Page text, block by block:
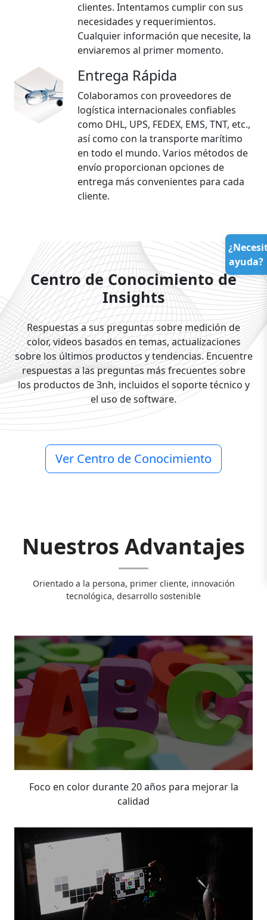
clientes. Intentamos cumplir con sus
necesidades y requerimientos.
Cualquier información que necesite, la
enviaremos al primer momento.
Entrega Rápida
Colaboramos con proveedores de
logística internacionales confiables
como DHL, UPS, FEDEX, EMS, TNT, etc.,
así como con la transporte marítimo
en todo el mundo. Varios métodos de
envío proporcionan opciones de
entrega más convenientes para cada
cliente.
Centro de Conocimiento de
Insights
Respuestas a sus preguntas sobre medición de
color, videos basados en temas, actualizaciones
sobre los últimos productos y tendencias. Encuentre
respuestas a las preguntas más frecuentes sobre
los productos de 3nh, incluidos el soporte técnico y
el uso de software.
Ver Centro de Conocimiento
Nuestros Advantajes
Orientado a la persona, primer cliente, innovación
tecnológica, desarrollo sostenible
Foco en color durante 20 años para mejorar la
calidad
ayuda?